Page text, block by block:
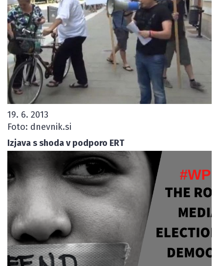
19. 6. 2013
Foto: dnevnik.si
Izjava s shoda v podporo ERT